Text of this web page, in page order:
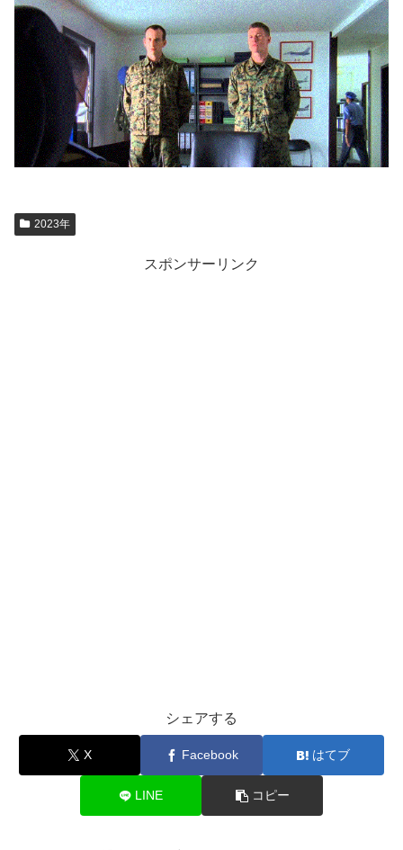
2023年
スポンサーリンク
シェアする
X Facebook はてブ
LINE コピー